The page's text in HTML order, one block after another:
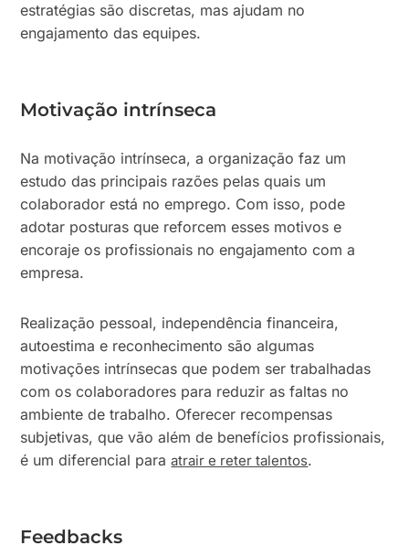
estratégias são discretas, mas ajudam no
engajamento das equipes.
Motivação intrínseca
Na motivação intrínseca, a organização faz um
estudo das principais razões pelas quais um
colaborador está no emprego. Com isso, pode
adotar posturas que reforcem esses motivos e
encoraje os profissionais no engajamento com a
empresa.
Realização pessoal, independência financeira,
autoestima e reconhecimento são algumas
motivações intrínsecas que podem ser trabalhadas
com os colaboradores para reduzir as faltas no
ambiente de trabalho. Oferecer recompensas
subjetivas, que vão além de benefícios profissionais,
é um diferencial paraatrair e reter talentos.
Feedbacks